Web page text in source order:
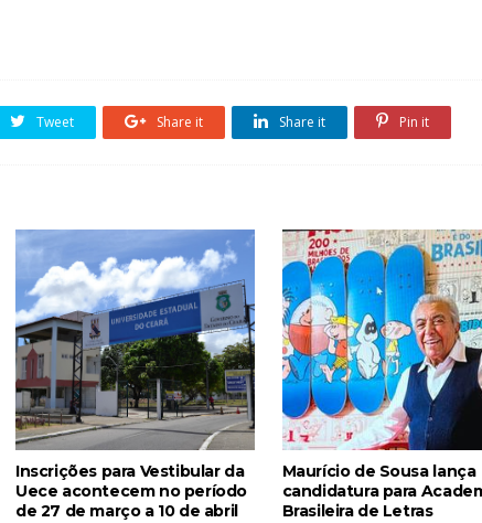
Tweet Share it Share it Pin it
Inscrições para Vestibular da
Uece acontecem no período
de 27 de março a 10 de abril
Maurício de Sousa lança
candidatura para
Brasileira de Letras